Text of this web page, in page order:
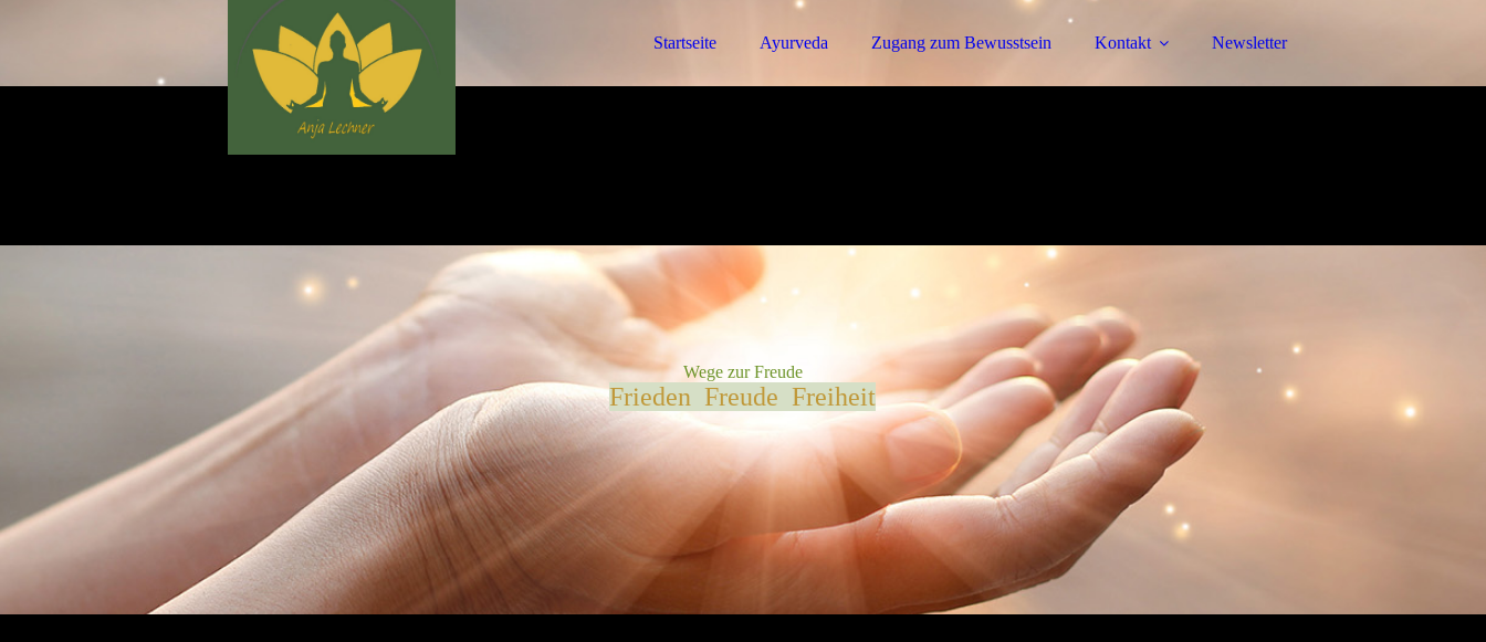
Startseite Ayurveda Zugang zum Bewusstsein Kontakt Newsletter
Wege zur Freude
Frieden Freude Freiheit